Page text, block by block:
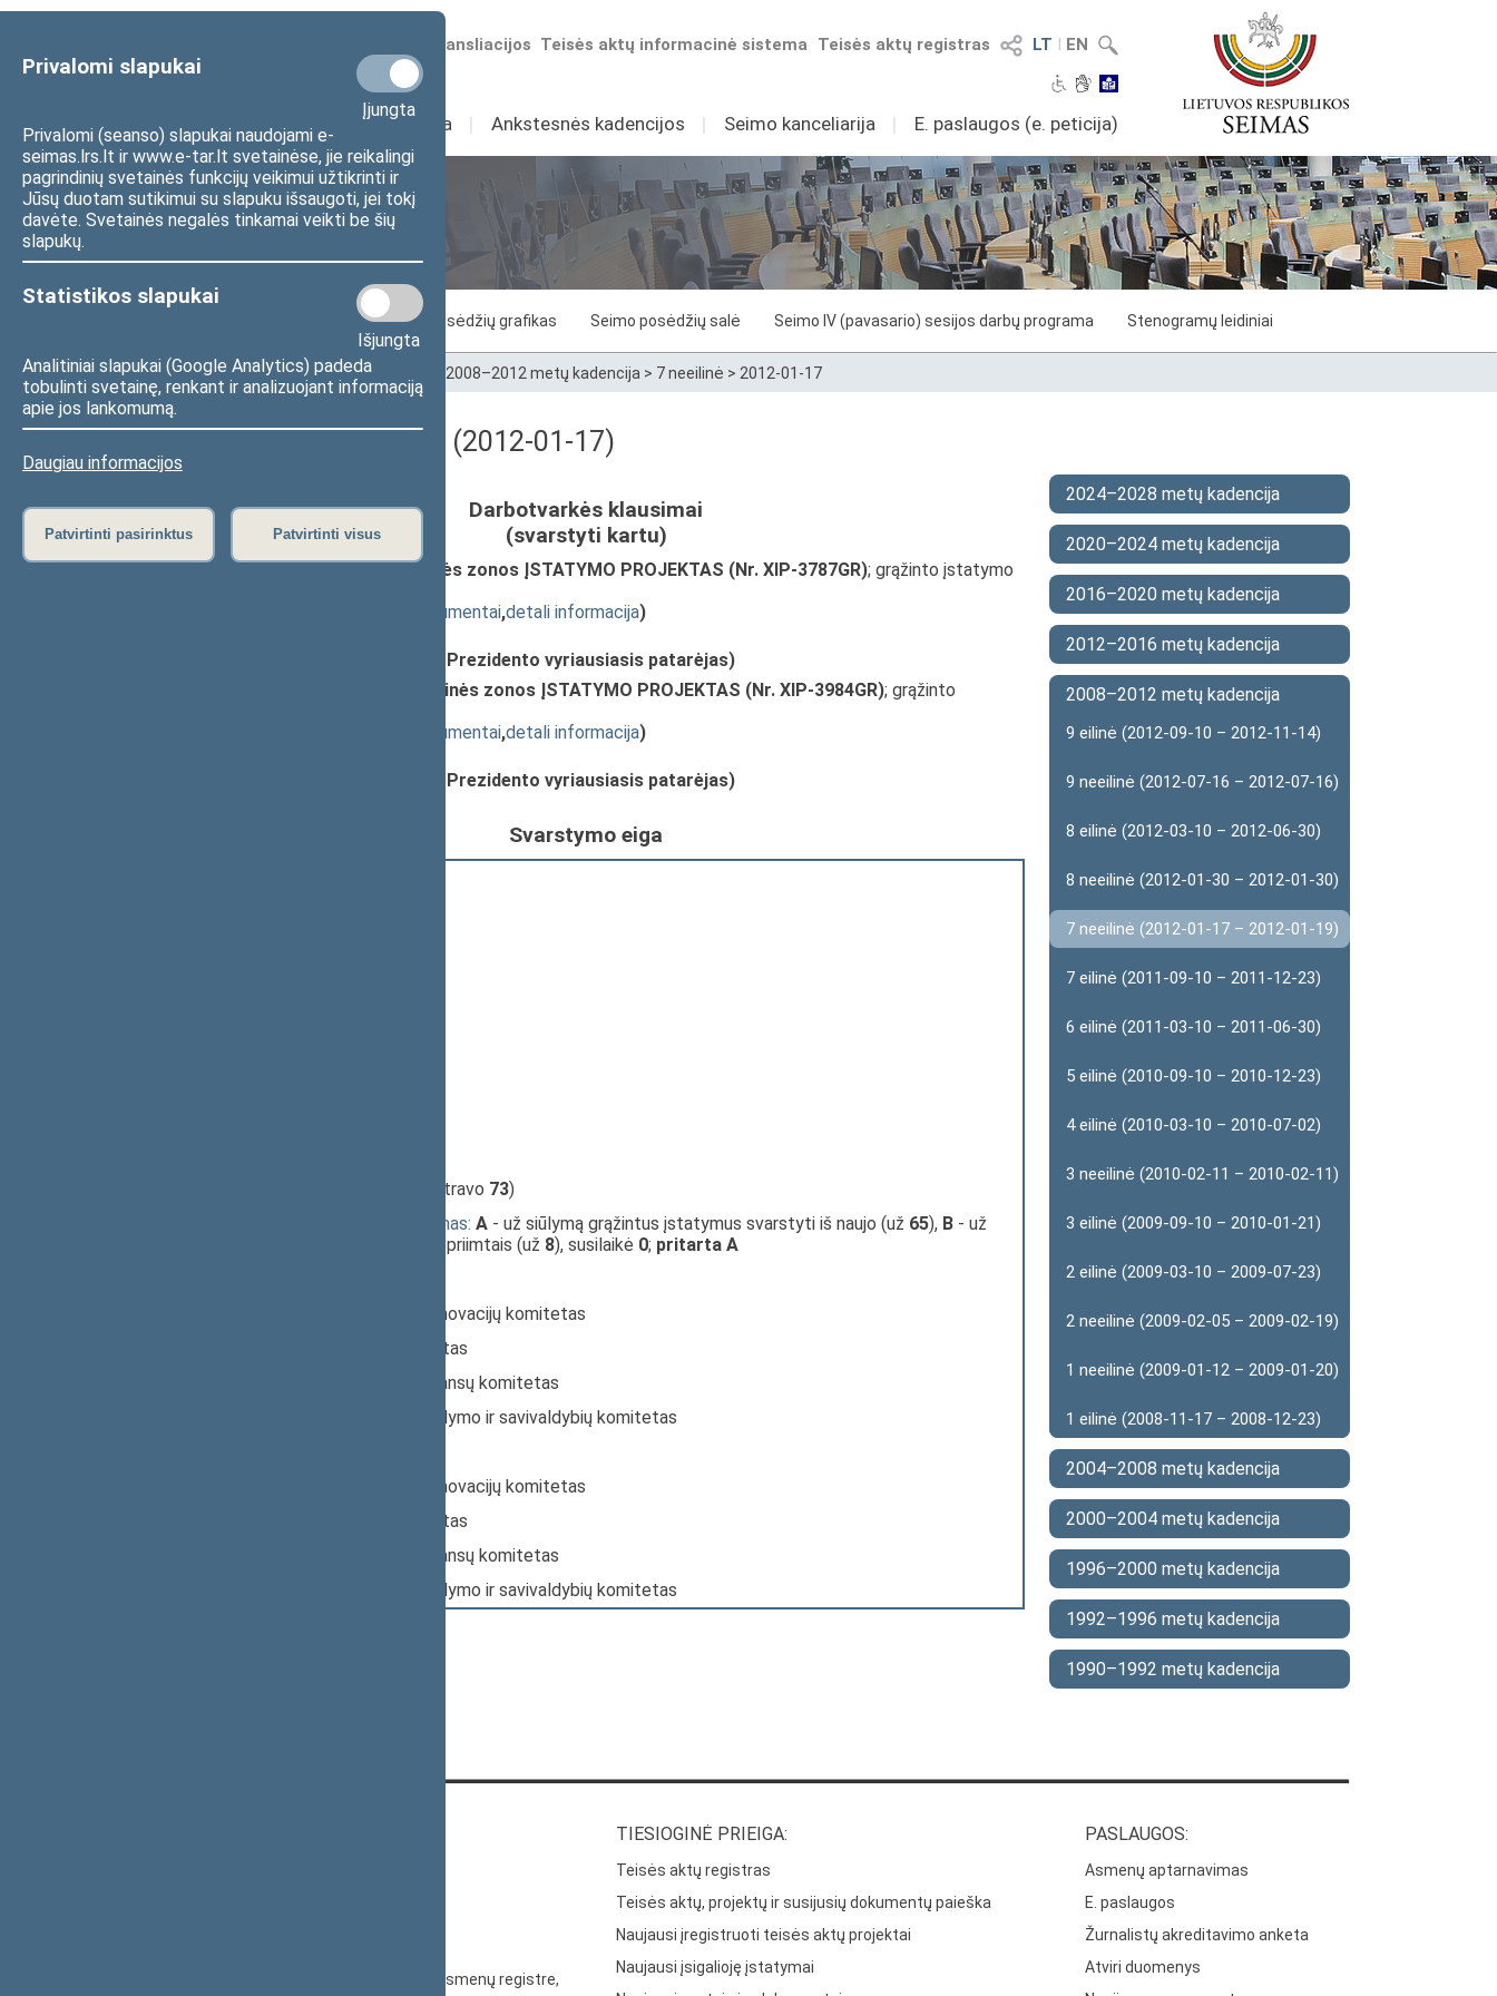
Privalomi slapukai
Įjungta
Privalomi (seanso) slapukai naudojami e-
seimas.lrs.lt ir www.e-tar.lt svetainėse, jie reikalingi
pagrindinių svetainės funkcijų veikimui užtikrinti ir
Jūsų duotam sutikimui su slapuku išsaugoti, jei tokį
davėte. Svetainės negalės tinkamai veikti be šių
slapukų.
Statistikos slapukai
Išjungta
Analitiniai slapukai (Google Analytics) padeda
tobulinti svetainę, renkant ir analizuojant informaciją
apie jos lankomumą.
Daugiau informacijos
Patvirtinti pasirinktus Patvirtinti visus
LT I EN
Teisės aktų registras
Teisės aktų informacinė sistema
Numatomos transliacijos
Sudėtis Veikla I Ankstesnės kadencijos I Seimo kanceliarija I E. paslaugos (e. peticija)
Seimo posėdžiai
Posėdžiai Posėdžių grafikas Seimo posėdžių salė Seimo IV (pavasario) sesijos darbų programa Stenogramų leidiniai
Pradžia>Seimo posėdžiai>Kadencijos 2008–2012 metų kadencija > 7 neeilinė > 2012-01-17
Darbotvarkės klausimas (2012-01-17)
Darbotvarkės klausimai
(svarstyti kartu)
Kėdainių laisvosios ekonominės zonos ĮSTATYMO PROJEKTAS (Nr. XIP-3787GR); grąžinto įstatymo
susiję dokumentai,detali informacija)
Nerijus Udrėnas (Respublikos Prezidento vyriausiasis patarėjas)
Panevėžio laisvosios ekonominės zonos ĮSTATYMO PROJEKTAS (Nr. XIP-3984GR); grąžinto
susiję dokumentai,detali informacija)
Nerijus Udrėnas (Respublikos Prezidento vyriausiasis patarėjas)
Svarstymo eiga
(užsiregistravo 73)
alternatyvus balsavimas: A - už siūlymą grąžintus įstatymus svarstyti iš naujo (už 65), B - už
siūlymą laikyti įstatymus nepriimtais (už 8), susilaikė 0; pritarta A
Pagrindinis: Ekonomikos ir inovacijų komitetas
Papildomas: Audito komitetas
Papildomas: Biudžeto ir finansų komitetas
Papildomas: Valstybės valdymo ir savivaldybių komitetas
Pagrindinis: Ekonomikos ir inovacijų komitetas
Papildomas: Audito komitetas
Papildomas: Biudžeto ir finansų komitetas
Papildomas: Valstybės valdymo ir savivaldybių komitetas
2024–2028 metų kadencija
2020–2024 metų kadencija
2016–2020 metų kadencija
2012–2016 metų kadencija
2008–2012 metų kadencija
9 eilinė (2012-09-10 – 2012-11-14)
9 neeilinė (2012-07-16 – 2012-07-16)
8 eilinė (2012-03-10 – 2012-06-30)
8 neeilinė (2012-01-30 – 2012-01-30)
7 neeilinė (2012-01-17 – 2012-01-19)
7 eilinė (2011-09-10 – 2011-12-23)
6 eilinė (2011-03-10 – 2011-06-30)
5 eilinė (2010-09-10 – 2010-12-23)
4 eilinė (2010-03-10 – 2010-07-02)
3 neeilinė (2010-02-11 – 2010-02-11)
3 eilinė (2009-09-10 – 2010-01-21)
2 eilinė (2009-03-10 – 2009-07-23)
2 neeilinė (2009-02-05 – 2009-02-19)
1 neeilinė (2009-01-12 – 2009-01-20)
1 eilinė (2008-11-17 – 2008-12-23)
2004–2008 metų kadencija
2000–2004 metų kadencija
1996–2000 metų kadencija
1992–1996 metų kadencija
1990–1992 metų kadencija
Duomenys kaupiami ir saugomi Juridinių asmenų registre,
TIESIOGINĖ PRIEIGA:
Teisės aktų registras
Teisės aktų, projektų ir susijusių dokumentų paieška
Naujausi įregistruoti teisės aktų projektai
Naujausi įsigalioję įstatymai
PASLAUGOS:
Asmenų aptarnavimas
E. paslaugos
Žurnalistų akreditavimo anketa
Atviri duomenys